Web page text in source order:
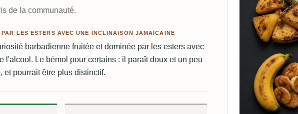
de la communauté.
LES ESTERS AVEC UNE INCLINAISON JAMAÏCAINE
barbadienne fruitée et dominée par les esters avec
l'alcool. Le bémol pour certains : il paraît doux et un peu
et pourrait être plus distinctif.